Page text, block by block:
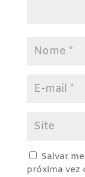
Salvar
próxima vez